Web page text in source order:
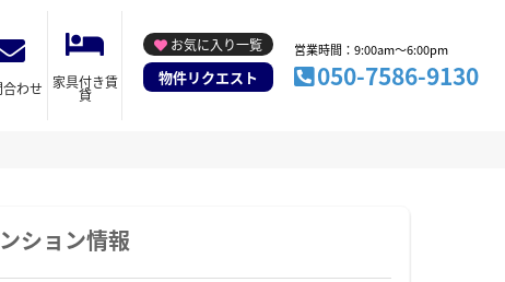
合わせ 家具付き賃
貸
お気に入り一覧
物件リクエスト
営業時間：9:00am～6:00pm
050-7586-9130
ション情報